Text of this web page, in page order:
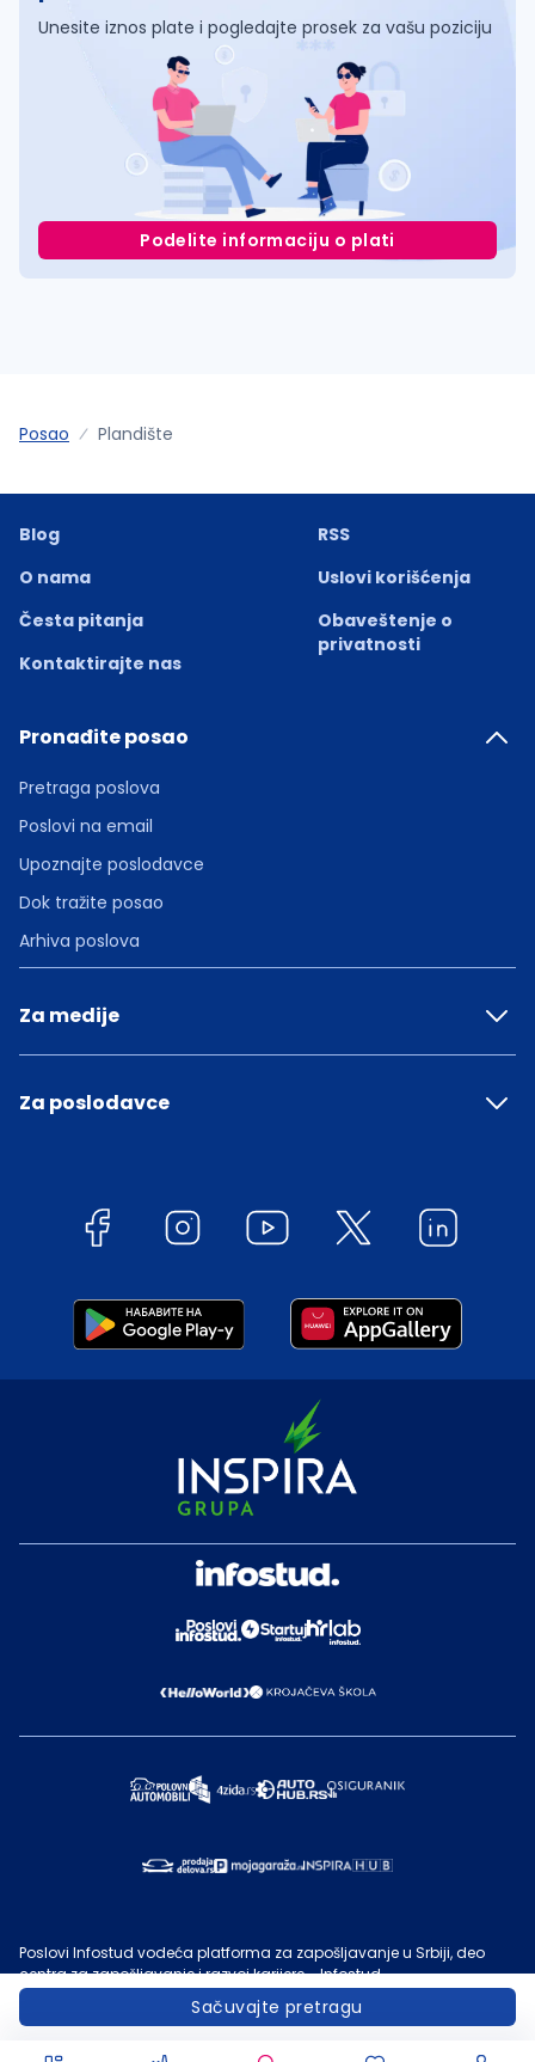
Sačuvajte pretragu
Unesite iznos plate i pogledajte prosek za vašu poziciju
Podelite informaciju o plati
Posao Plandište
Blog
O nama
Česta pitanja
Kontaktirajte nas
RSS
Uslovi korišćenja
Obaveštenje o
privatnosti
Pronađite posao
Pretraga poslova
Poslovi na email
Upoznajte poslodavce
Dok tražite posao
Arhiva poslova
Za medije
Za poslodavce
Poslovi Infostud vodeća platforma za zapošljavanje u Srbiji, deo
centra za zapošljavanje i razvoj karijere - Infostud.
©
Infostud rešenja d.o.o. Subotica
Poslovi.infostud.com
je vlasništvo Infostuda. Zabranjeno je njegovo